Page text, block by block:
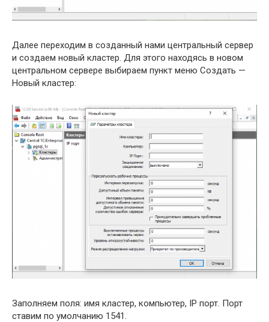
Далее переходим в созданный нами центральный сервер
и создаем новый кластер. Для этого находясь в новом
центральном сервере выбираем пункт меню Создать —
Новый кластер:
Заполняем поля: имя кластер, компьютер, IP порт. Порт
ставим по умолчанию 1541.